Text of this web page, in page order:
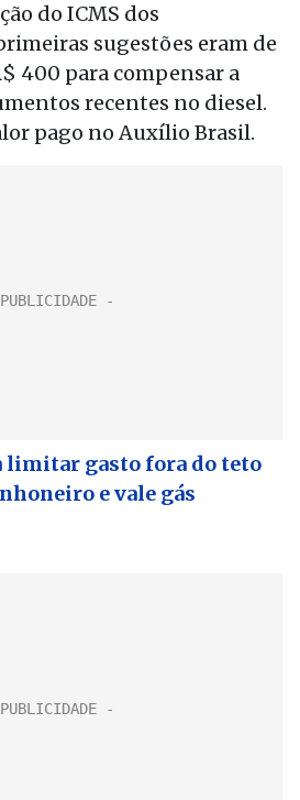
do ICMS dos
sugestões eram de
400 para compensar a
recentes no diesel.
pago no Auxílio Brasil.
limitar gasto fora do teto
e vale gás